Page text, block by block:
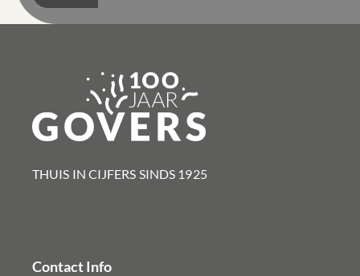
THUIS IN CIJFERS SINDS 1925​
Contact Info